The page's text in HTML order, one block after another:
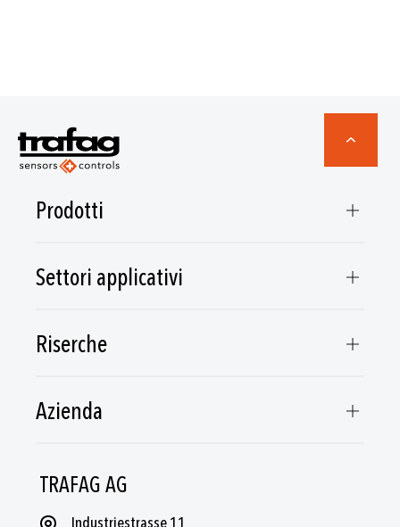
TRAFAG AG
Prodotti
Settori applicativi
Riserche
Azienda